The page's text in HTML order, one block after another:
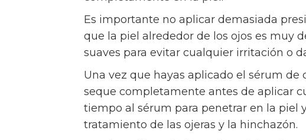
Es importante no aplicar demasiada
que la piel alrededor de los ojos es muy
suaves para evitar cualquier irritación o
Una vez que hayas aplicado el sérum de
seque completamente antes de aplicar
tiempo al sérum para penetrar en la piel
tratamiento de las ojeras y la hinchazón.